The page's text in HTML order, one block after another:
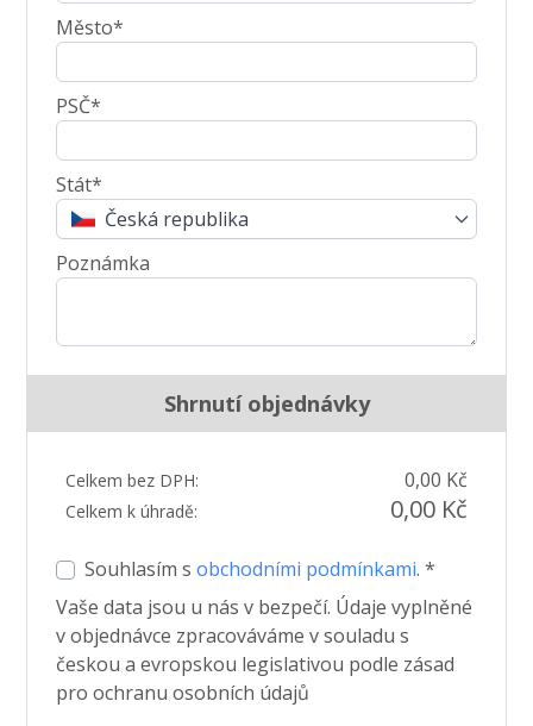
Město*
PSČ*
Stát*
Česká republika
Poznámka
Shrnutí objednávky
Celkem bez DPH: 0,00 Kč
Celkem k úhradě: 0,00 Kč
Souhlasím sobchodními podmínkami. *
Vaše data jsou u nás v bezpečí. Údaje vyplněné
v objednávce zpracováváme v souladu s
českou a evropskou legislativou podle zásad
pro ochranu osobních údajů